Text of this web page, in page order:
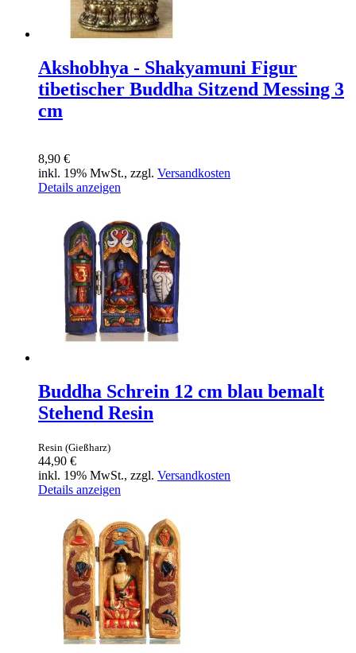
Akshobhya - Shakyamuni Figur
tibetischer Buddha Sitzend Messing 3
cm
8,90 €
inkl. 19% MwSt., zzgl. Versandkosten
Details anzeigen
Buddha Schrein 12 cm blau bemalt
Stehend Resin
Resin (Gießharz)
44,90 €
inkl. 19% MwSt., zzgl. Versandkosten
Details anzeigen